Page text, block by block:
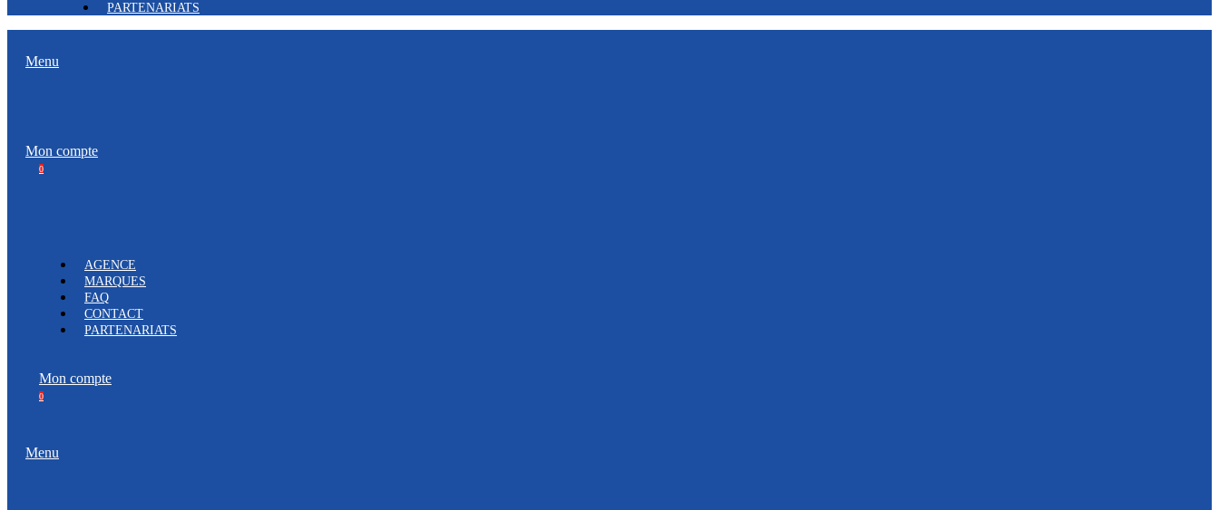
PARTENARIATS
Menu
Mon compte
0
AGENCE
MARQUES
FAQ
CONTACT
PARTENARIATS
Mon compte
0
Menu